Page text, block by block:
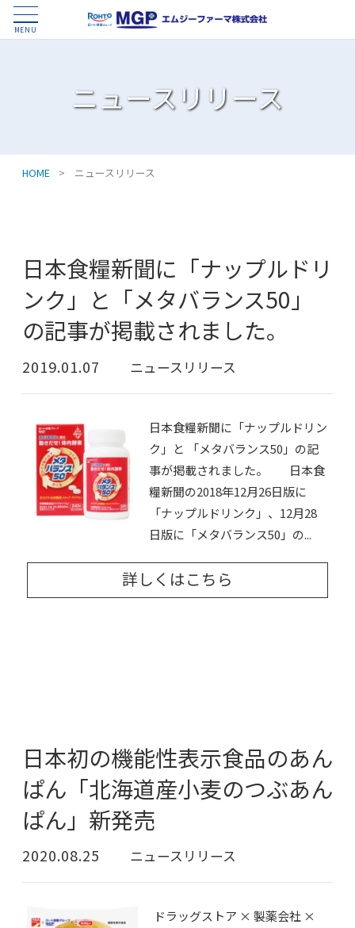
MENU
ニュースリリース
HOME > ニュースリリース
日本食糧新聞に「ナップルドリ
ンク」と「メタバランス50」
の記事が掲載されました。
2019.01.07 ニュースリリース
日本食糧新聞に「ナップルドリン
ク」と 「メタバランス50」の記
事が掲載されました。 日本食
糧新聞の2018年12月26日版に
「ナップルドリンク」、12月28
日版に「メタバランス50」の...
詳しくはこちら
日本初の機能性表示食品のあん
ぱん「北海道産小麦のつぶあん
ぱん」新発売
2020.08.25 ニュースリリース
ドラッグストア × 製薬会社 ×